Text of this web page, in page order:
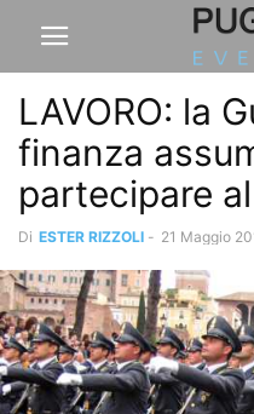
LAVORO: la
finanza
partecipare
Di ESTER RIZZOLI - 21 Maggio